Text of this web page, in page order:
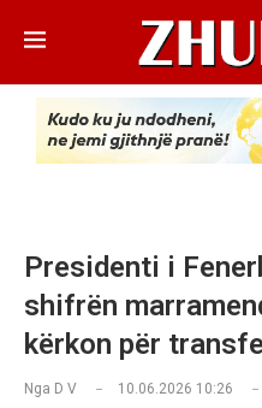
Presidenti i
shifrën
kërkon për
Nga D V 10.06.2026 10:26